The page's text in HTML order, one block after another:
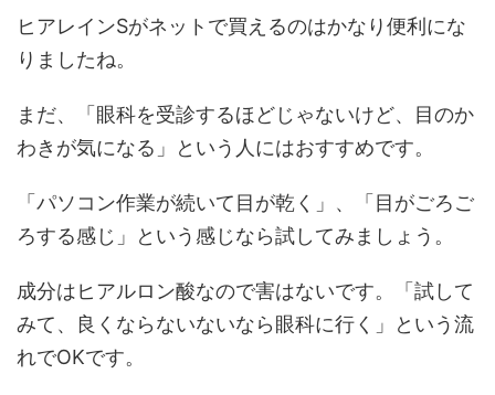
ヒアレインSがネットで買えるのはかなり便利にな
りましたね。
まだ、「眼科を受診するほどじゃないけど、目のか
わきが気になる」という人にはおすすめです。
「パソコン作業が続いて目が乾く」、「目がごろご
ろする感じ」という感じなら試してみましょう。
成分はヒアルロン酸なので害はないです。「試して
みて、良くならないないなら眼科に行く」という流
れでOKです。